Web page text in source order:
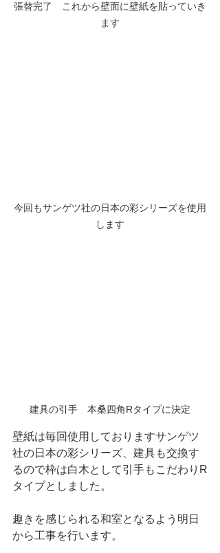
張替完了　これから壁面に壁紙を貼っていき
ます
今回もサンゲツ社の日本の彩シリーズを使用
します
建具の引手　本桑四角Rタイプに決定
壁紙は毎回使用しておりますサンゲツ
社の日本の彩シリーズ、建具も交換す
るので枠は白木として引手もこだわりR
タイプとしました。
趣きを感じられる和室となるよう明日
から工事を行います。